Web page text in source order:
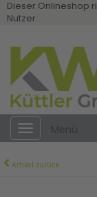
Dieser Onlineshop
Nutzer.
Toggle
navigation
Menü
Artikel zurück